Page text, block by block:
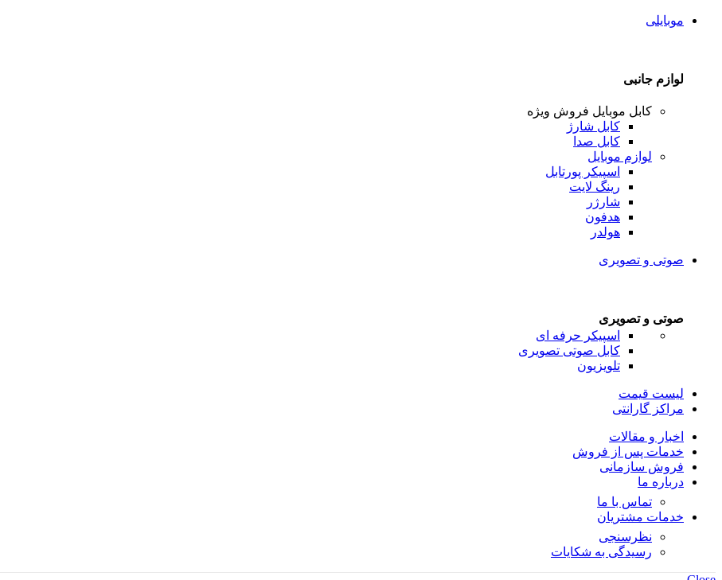
موبایلی
لوازم جانبی
کابل موبایل فروش ویژه
کابل شارژ
کابل صدا
لوازم موبایل
اسپیکر پورتابل
رینگ لایت
شارژر
هدفون
هولدر
صوتی و تصویری
صوتی و تصویری
اسپیکر حرفه ای
کابل صوتی تصویری
تلویزیون
لیست قیمت
مراکز گارانتی
اخبار و مقالات
خدمات پس از فروش
فروش سازمانی
درباره ما
تماس با ما
خدمات مشتریان
نظرسنجی
رسیدگی به شکایات